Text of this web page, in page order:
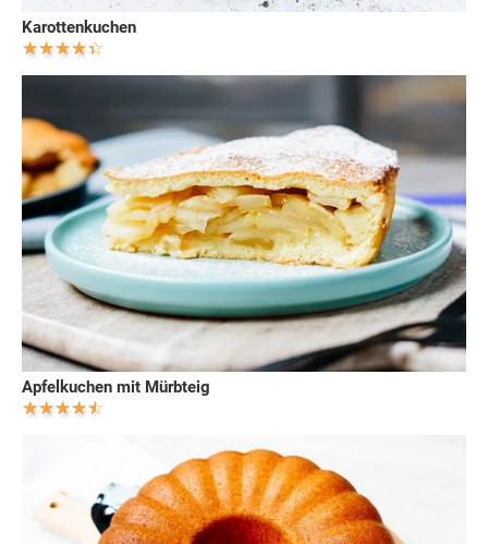
Karottenkuchen
Apfelkuchen mit Mürbteig